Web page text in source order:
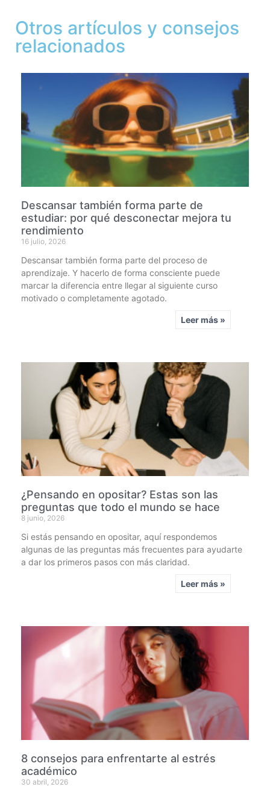
Otros artículos y consejos
relacionados
Descansar también forma parte de
estudiar: por qué desconectar mejora tu
rendimiento
16 julio, 2026
Descansar también forma parte del proceso de
aprendizaje. Y hacerlo de forma consciente puede
marcar la diferencia entre llegar al siguiente curso
motivado o completamente agotado.
Leer más »
¿Pensando en opositar? Estas son las
preguntas que todo el mundo se hace
8 junio, 2026
Si estás pensando en opositar, aquí respondemos
algunas de las preguntas más frecuentes para ayudarte
a dar los primeros pasos con más claridad.
Leer más »
8 consejos para enfrentarte al estrés
académico
30 abril, 2026